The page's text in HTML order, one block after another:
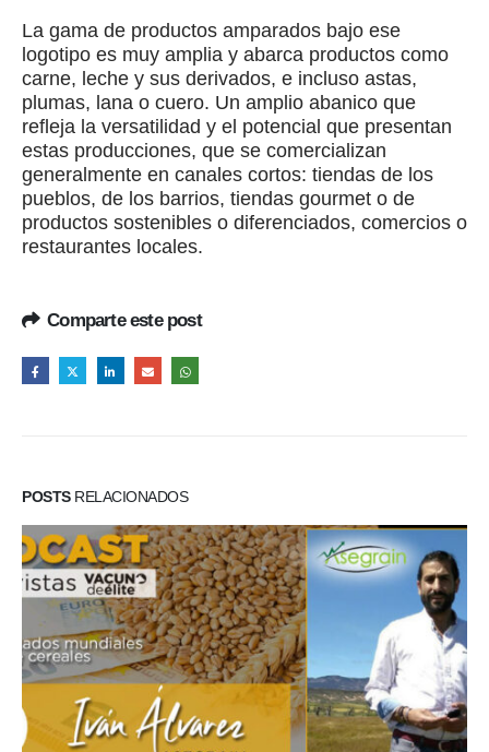
La gama de productos amparados bajo ese
logotipo es muy amplia y abarca productos como
carne, leche y sus derivados, e incluso astas,
plumas, lana o cuero. Un amplio abanico que
refleja la versatilidad y el potencial que presentan
estas producciones, que se comercializan
generalmente en canales cortos: tiendas de los
pueblos, de los barrios, tiendas gourmet o de
productos sostenibles o diferenciados, comercios o
restaurantes locales.
Comparte este post
POSTSRELACIONADOS